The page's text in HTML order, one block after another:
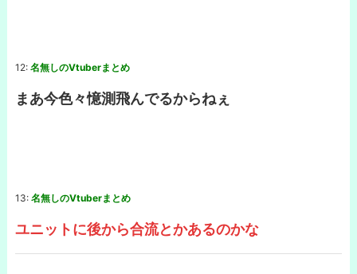
12: 名無しのVtuberまとめ
まあ今色々憶測飛んでるからねぇ
13: 名無しのVtuberまとめ
ユニットに後から合流とかあるのかな